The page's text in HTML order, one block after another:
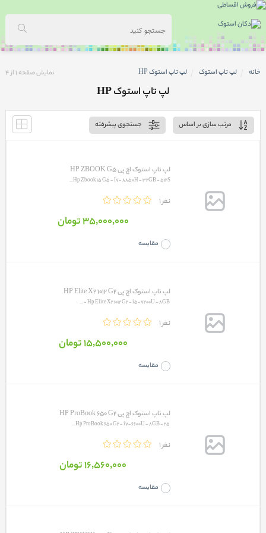
خانه لپ تاپ استوک لپ تاپ استوک HP نمایش صفحه 1از4
لپ تاپ استوک HP
مرتب سازی بر اساس جستجوی پیشرفته
لپ تاپ استوک اچ پی HP ZBOOK G5
Hp Zbook 15 G5 - I7- 8850H - 32GB - 512S...
1 نفر
مقایسه
35٬000٬000 تومان
لپ تاپ استوک اچ پی HP Elite X2 1012 G2
1 نفر
مقایسه
15٬500٬000 تومان
لپ تاپ استوک اچ پی HP ProBook 650 G2
1 نفر
مقایسه
16٬560٬000 تومان